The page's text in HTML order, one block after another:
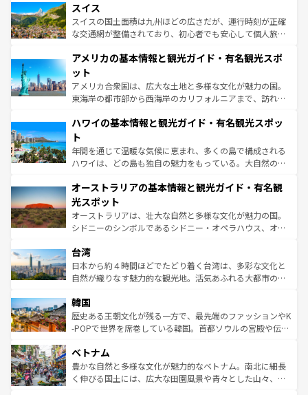
を参照してほしい。
は、お酒好きな人にはぜひ体験してほしい。 なお、新着の
ドイツ情報はコンテンツ一覧を参照してほしい。
リアごとに異なる魅力がある。また、優雅なアフタヌーン
ティー、ビール好きにはたまらない英国パブ、サッカー観
戦など、本場だからこそできる体験も豊富。イギリスを旅
ンツ一覧を参照してほしい。
スイス
スイスの国土面積は九州ほどの広さだが、運行時刻が正確
な交通網が整備されており、初心者でも安心して個人旅行
の建物がそのまま残る町や、スイスならではのユニークな
博物館もあり、アルプス観光だけでなく町歩きも満喫する
ことができる。国民の所得が高いため物価も高いが、旅行
者向けの交通パス提供のサービスもあり、うまく活用すれ
着のスイス情報はコンテンツ一覧を参照してほしい。
アメリカの基本情報と観光ガイド・有名観光スポ
ット
アメリカ合衆国は、広大な土地と多様な文化が魅力の国。
東海岸の都市部から西海岸のカリフォルニアまで、訪れる
のような巨大都市は、観光、ショッピング、エンターテイ
ンメントが詰まった刺激的なスポットだ。一方、アメリカ
西部には大自然が広がり、グランドキャニオンやイエロー
ストーン国立公園といった絶景が堪能できる。さらに、南
文化が魅力。旅行者はアメリカの各地域で異なる魅力を楽
しみながら、その多様性と豊かな歴史を感じることができ
るだろう。車でのロードトリップや列車の旅も、アメリカ
ならではの贅沢な旅のスタイルだ。 なお、新着のアメリカ
情報は コンテンツ一覧 を参照してほしい。
ハワイの基本情報と観光ガイド・有名観光スポッ
ト
年間を通じて温暖な気候に恵まれ、多くの島で構成される
ハワイは、どの島も独自の魅力をもっている。大自然の神
ワイ島は見逃せない。また、定番の観光地といえばオアフ
島だが、静かな自然を求めるならマウイ島やカウアイ島が
おすすめ。エメラルドグリーンに輝く海をはじめ、豊かな
文化や歴史が息づいている。「アロハスピリット」と呼ば
人々、おいしいローカルフードやハワイアンミュージッ
ク、伝統的なフラダンスなど、すべてがハワイの魅力を彩
っている。訪れるたびに新しい発見と感動が待っているハ
はコンテンツ一覧
オーストラリアの基本情報と観光ガイド・有名観
光スポット
オーストラリアは、壮大な自然と多様な文化が魅力の国。
シドニーのシンボルであるシドニー・オペラハウス、オー
リアリーフや大陸中央部にそびえるウルル（エアーズロッ
ク）、タスマニアの美しい原生林やケアンズの熱帯雨林な
ど、見どころがたくさん。また、カフェやワイン、オージ
いる。アクティビティも充実しており、サーフィンやダイ
ビング、ハイキングなど、アウトドア好きにはたまらな
い。オーストラリアの多彩な魅力を存分に味わいつくそ
参照してほしい。
台湾
日本から約４時間ほどでたどり着く台湾は、多彩な文化と
自然が織りなす魅力的な観光地。活気あふれる大都市の台
ン）、静ひつな山岳地帯である台湾東部など、都市の喧騒
と山間の静けさが共存しており、訪れる人に新しい発見と
驚きをもたらしてくれる。また、奥深い台湾の食文化も魅
容にもいいと評判のスイーツなど、バラエティ豊かな料理
が味わえる。 なお、新着の台湾情報は コンテンツ一覧を参
照してほしい。
韓国
歴史ある王朝文化が残る一方で、最先端のファッションやK
-POPで世界を席巻している韓国。首都ソウルの宮殿や伝統
き、地方に足を延ばせば四季折々の自然美を楽しむことが
できる。そして、キムチや焼肉、絶品のストリートフード
まで、さまざまな韓国料理が待っている。夜には、韓国な
ベトナム
豊かな自然と多様な文化が魅力的なベトナム。南北に細長
く伸びる国土には、広大な田園風景や青々とした山々、世